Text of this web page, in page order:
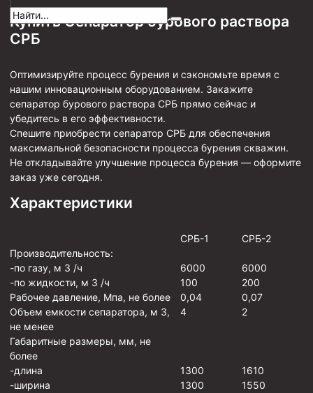
Муфта НКТ 60
Муфта НКВ 89
Муфта НКТ 33
Обсадные трубы и муфты к ним
ГОСТ 31446-2017
ГОСТ 632-80
Муфта ОТТГ 178
Муфта ОТТМ 146
Муфта БТС 324
Муфта БТС 245
Муфта БТС 178
Купить Сепаратор бурового раствора
СРБ
Оптимизируйте процесс бурения и сэкономьте время с
нашим инновационным оборудованием. Закажите
сепаратор бурового раствора СРБ прямо сейчас и
убедитесь в его эффективности.
Спешите приобрести сепаратор СРБ для обеспечения
максимальной безопасности процесса бурения скважин.
Не откладывайте улучшение процесса бурения — оформите
заказ уже сегодня.
Характеристики
СРБ-1
СРБ-2
Производительность:
-по газу, м 3 /ч
6000
6000
-по жидкости, м 3 /ч
100
200
Рабочее давление, Мпа, не более
0,04
0,07
Объем емкости сепаратора, м 3,
не менее
4 2
Габаритные размеры, мм, не
более
-длина
1300
1610
-ширина
1300
1550